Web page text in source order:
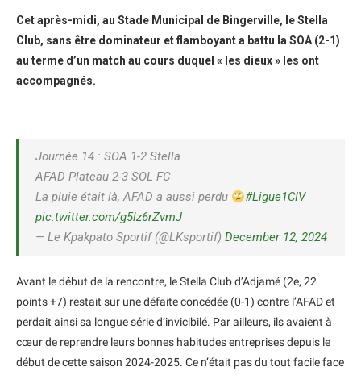
Cet après-midi, au Stade Municipal de Bingerville, le Stella
Club, sans être dominateur et flamboyant a battu la SOA (2-1)
au terme d’un match au cours duquel « les dieux » les ont
accompagnés.
Journée 14 : SOA 1-2 Stella
AFAD Plateau 2-3 SOL FC
La pluie était là, AFAD a aussi perdu
#Ligue1CIV
pic.twitter.com/g5lz6rZvmJ
— Le Kpakpato Sportif (@LKsportif) December 12, 2024
Avant le début de la rencontre, le Stella Club d’Adjamé (2e, 22
points +7) restait sur une défaite concédée (0-1) contre l’AFAD et
perdait ainsi sa longue série d’invicibilé. Par ailleurs, ils avaient à
cœur de reprendre leurs bonnes habitudes entreprises depuis le
début de cette saison 2024-2025. Ce n’était pas du tout facile face